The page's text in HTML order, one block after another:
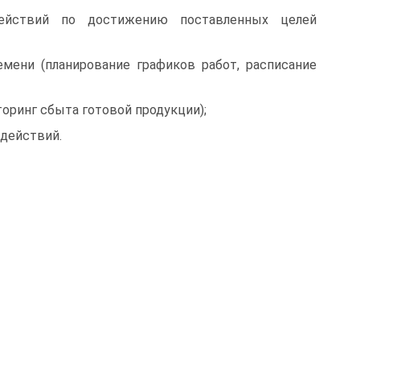
по достижению поставленных целей
(планирование графиков работ, расписание
сбыта готовой продукции);